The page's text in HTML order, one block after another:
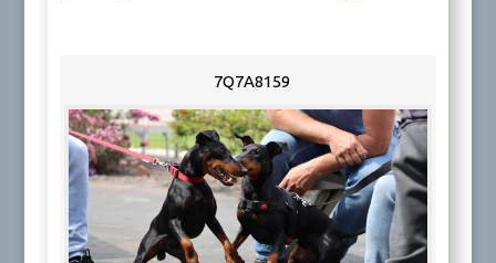
7Q7A8159